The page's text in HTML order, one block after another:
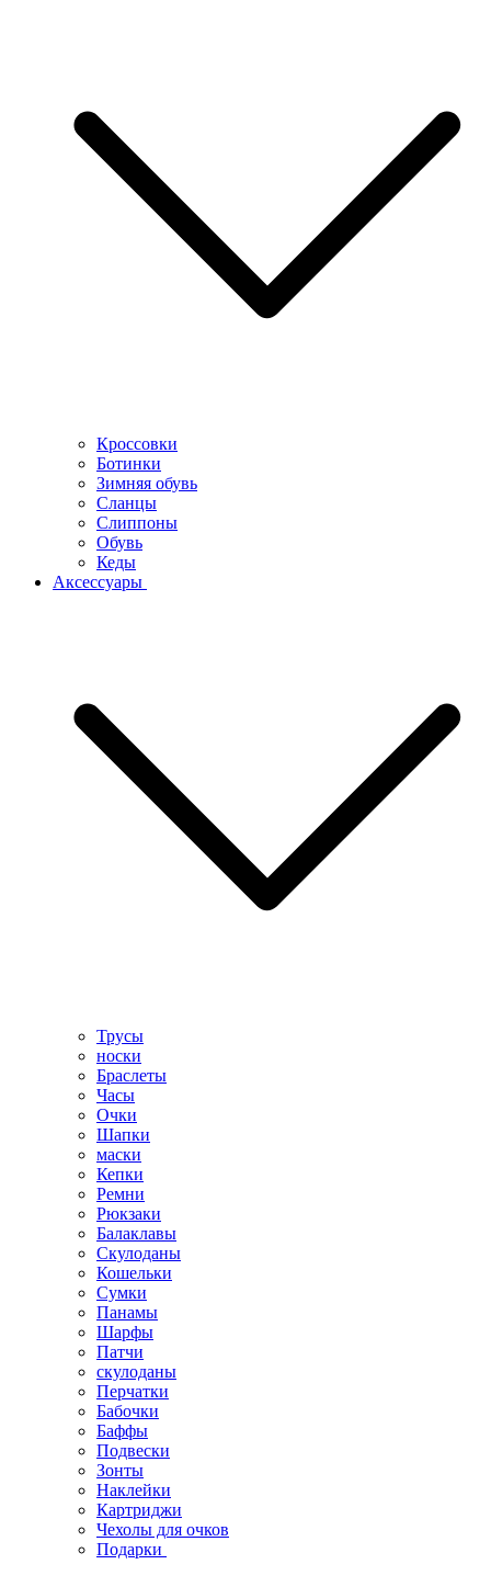
Кроссовки
Ботинки
Зимняя обувь
Сланцы
Слиппоны
Обувь
Кеды
Аксессуары
Трусы
носки
Браслеты
Часы
Очки
Шапки
маски
Кепки
Ремни
Рюкзаки
Балаклавы
Скулоданы
Кошельки
Сумки
Панамы
Шарфы
Патчи
скулоданы
Перчатки
Бабочки
Баффы
Подвески
Зонты
Наклейки
Картриджи
Чехолы для очков
Подарки